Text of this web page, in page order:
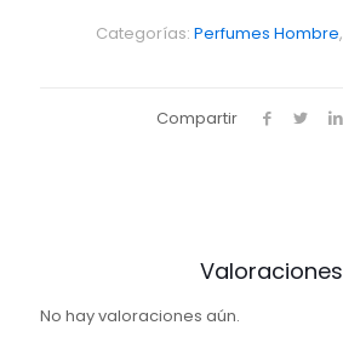
Categorías: Perfumes Hombre,
Compartir
Valoraciones
No hay valoraciones aún.